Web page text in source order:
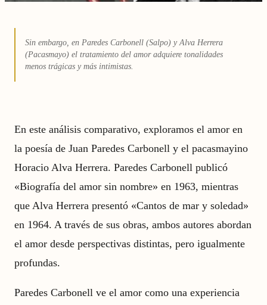
Sin embargo, en Paredes Carbonell (Salpo) y Alva Herrera
(Pacasmayo) el tratamiento del amor adquiere tonalidades
menos trágicas y más intimistas.
En este análisis comparativo, exploramos el amor en
la poesía de Juan Paredes Carbonell y el pacasmayino
Horacio Alva Herrera. Paredes Carbonell publicó
«Biografía del amor sin nombre» en 1963, mientras
que Alva Herrera presentó «Cantos de mar y soledad»
en 1964. A través de sus obras, ambos autores abordan
el amor desde perspectivas distintas, pero igualmente
profundas.
Paredes Carbonell ve el amor como una experiencia